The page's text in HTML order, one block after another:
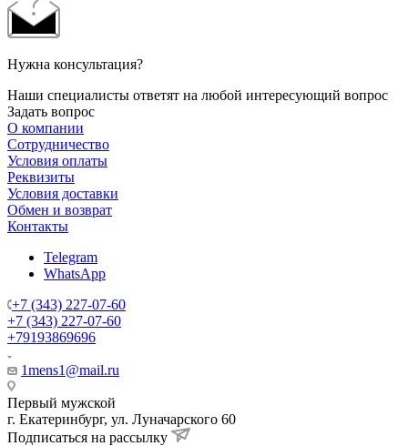
Нужна консультация?
Наши специалисты ответят на любой интересующий вопрос
Задать вопрос
О компании
Сотрудничество
Условия оплаты
Реквизиты
Условия доставки
Обмен и возврат
Контакты
Telegram
WhatsApp
+7 (343) 227-07-60
+7 (343) 227-07-60
+79193869696
1mens1@mail.ru
Первый мужской
г. Екатеринбург, ул. Луначарского 60
Подписаться на рассылку